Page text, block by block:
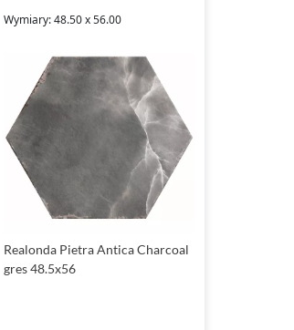
Wymiary: 48.50 x 56.00
Realonda Pietra Antica Charcoal
gres 48.5x56